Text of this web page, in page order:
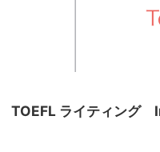
| TOEFL ライティング